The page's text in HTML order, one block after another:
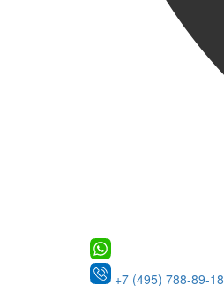
+7 (495) 788-89-18